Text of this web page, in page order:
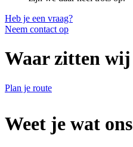
Heb je een vraag?
Neem contact op
Waarzitten wij
Plan je route
Weet je wat ons